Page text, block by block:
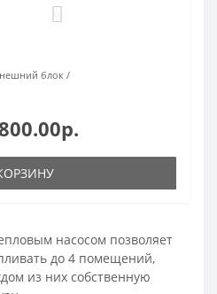
блок
насосом позволяет
до 4 помещений,
из них собственную